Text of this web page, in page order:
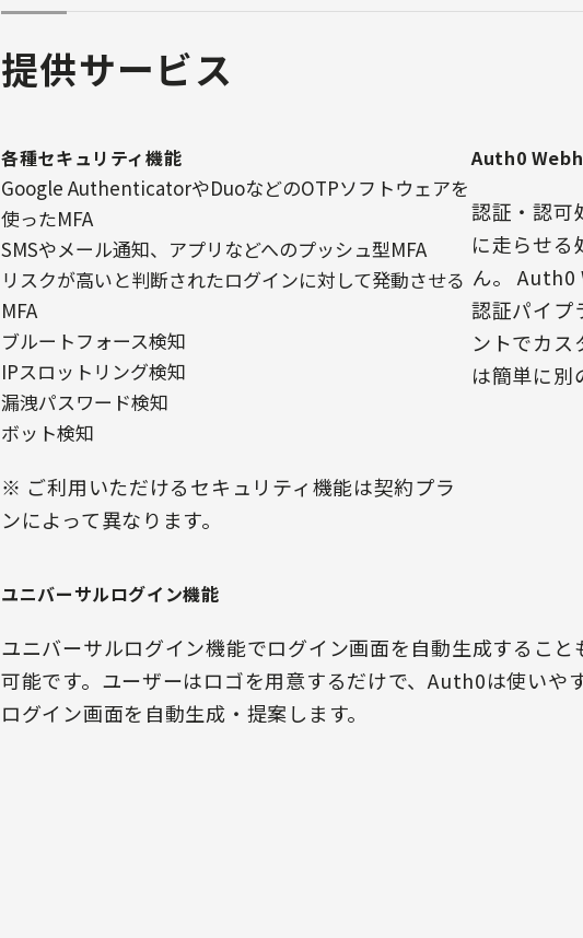
提供サービス
各種セキュリティ機能
Google AuthenticatorやDuoなどのOTPソフトウェアを
使ったMFA
SMSやメール通知、アプリなどへのプッシュ型MFA
リスクが高いと判断されたログインに対して発動させる
MFA
ブルートフォース検知
IPスロットリング検知
漏洩パスワード検知
ボット検知
※ ご利用いただけるセキュリティ機能は契約プラ
ンによって異なります。
Auth0
認証・認可
に走らせる
ん。
認証パイプ
ントでカス
は簡単に別
ユニバーサルログイン機能
ユニバーサルログイン機能でログイン画面を自動生成すること
可能です。ユーザーはロゴを用意するだけで、Auth0は使いや
ログイン画面を自動生成・提案します。